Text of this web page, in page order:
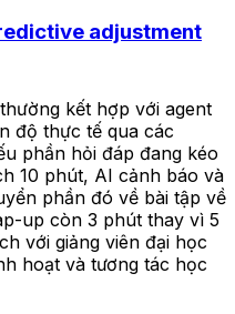
adjustment
kết hợp với agent
độ thực tế qua các
phần hỏi đáp đang kéo
10 phút, AI cảnh báo và
phần đó về bài tập về
up còn 3 phút thay vì 5
với giảng viên đại học
hoạt và tương tác học